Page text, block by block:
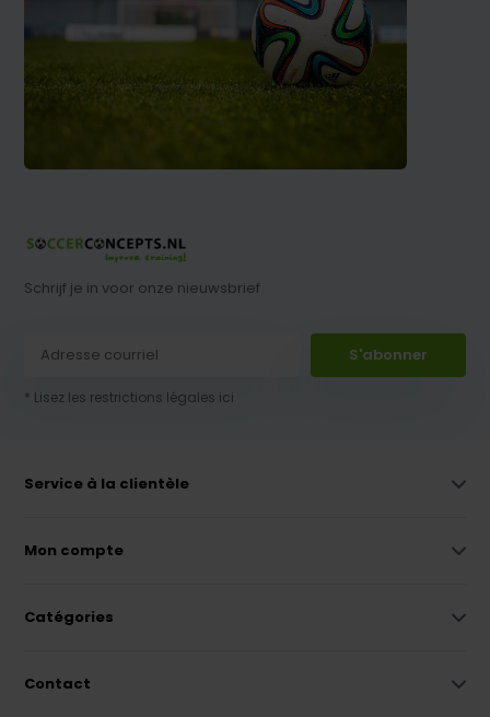
Schrijf je in voor onze nieuwsbrief
S'abonner
* Lisez les restrictions légales ici
Service à la clientèle
Mon compte
Catégories
Contact